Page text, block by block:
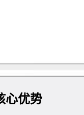
心优势